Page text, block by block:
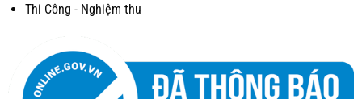
Thi Công - Nghiệm thu